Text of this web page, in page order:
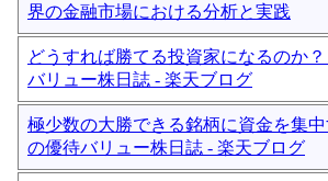
界の金融市場における分析と実践
どうすれば勝てる投資家になるのか
バリュー株日誌 - 楽天ブログ
極少数の大勝できる銘柄に資金を集
の優待バリュー株日誌 - 楽天ブログ